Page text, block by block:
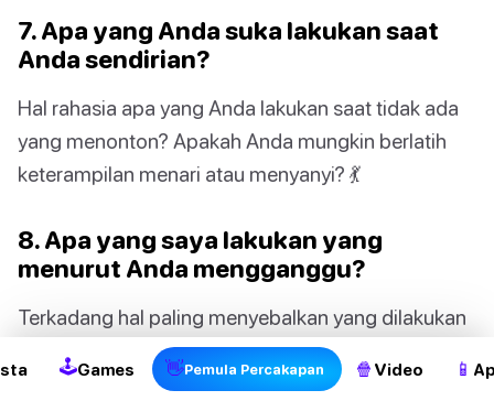
7. Apa yang Anda suka lakukan saat
Anda sendirian?
Hal rahasia apa yang Anda lakukan saat tidak ada
yang menonton? Apakah Anda mungkin berlatih
keterampilan menari atau menyanyi? 💃
8. Apa yang saya lakukan yang
menurut Anda mengganggu?
Terkadang hal paling menyebalkan yang dilakukan
pasangan Anda juga yang paling lucu. Apa kamu
setuju?
🕹Games 👋Pemula Percakapan 🍿 Video 📱